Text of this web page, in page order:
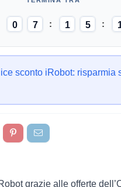
0 7 1 5
sconto iRobot: risparmia
grazie alle offerte